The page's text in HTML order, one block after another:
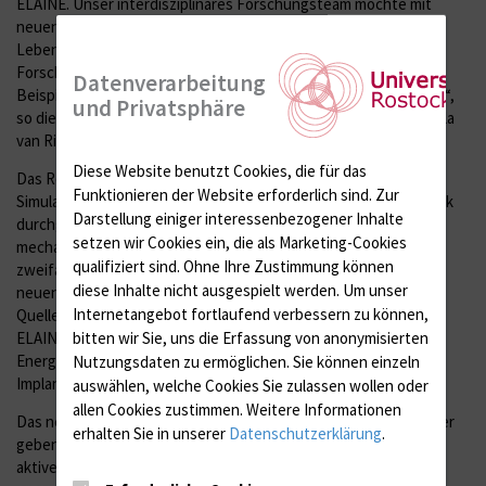
neuen Erkenntnissen und Innovationen zu einer höheren
Lebensqualität für Alt und Jung beitragen. Die
Forschungsergebnisse von Daniel Klüß sind ein sehr schönes
Beispiel für erfolgreiche interdisziplinäre Grundlagenforschung“,
so die Sprecherin des Sonderforschungsbereichs Prof. Dr. Ursula
van Rienen.
Das Rostocker Team hat bereits zahllose vielversprechende
Simulationen und Berechnungen für ein intelligentes Hüftgelenk
durchgeführt. Parallel dazu laufen im Prüflabor von Innoproof
mechanische Versuche. „Die Testnormen wurden auch im
zweifachen Durchlauf bestanden“, sagt Daniel Klüß. „Mit der
neuen Technik des Energy Harvesting gibt es jetzt auch eine
Quelle von elektrischer Energie in der Hüftprothese.“ Im SFB
ELAINE gehe es nun zunächst darum zu erforschen, wie diese
Energiequelle auch als Sensor für Knochenqualität und
Implantatlockerungen benutzt werden könne.
Das neu entwickelte Diagnosesystem soll auch Auskunft darüber
geben können, wie aktiv der Patient tatsächlich ist. Denn: Je
aktiver der Patient, desto mehr elektrische Spannung wird
Datenverarbeitung
und Privatsphäre
Diese Website benutzt Cookies, die für das
Funktionieren der Website erforderlich sind. Zur
Darstellung einiger interessenbezogener Inhalte
setzen wir Cookies ein, die als Marketing-Cookies
qualifiziert sind. Ohne Ihre Zustimmung können
diese Inhalte nicht ausgespielt werden. Um unser
Internetangebot fortlaufend verbessern zu können,
bitten wir Sie, uns die Erfassung von anonymisierten
Nutzungsdaten zu ermöglichen. Sie können einzeln
auswählen, welche Cookies Sie zulassen wollen oder
allen Cookies zustimmen. Weitere Informationen
erhalten Sie in unserer Datenschutzerklärung.